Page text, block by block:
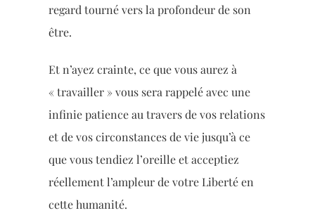
regard tourné vers la profondeur de son
être.
Et n’ayez crainte, ce que vous aurez à
« travailler » vous sera rappelé avec une
infinie patience au travers de vos relations
et de vos circonstances de vie jusqu’à ce
que vous tendiez l’oreille et acceptiez
réellement l’ampleur de votre Liberté en
cette humanité.